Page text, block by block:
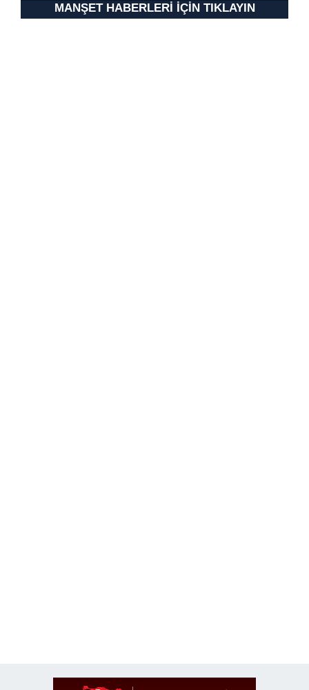
MANŞET HABERLERİ İÇİN TIKLAYIN